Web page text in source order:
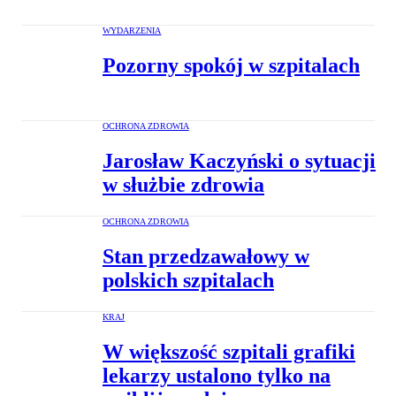
WYDARZENIA
Pozorny spokój w szpitalach
OCHRONA ZDROWIA
Jarosław Kaczyński o sytuacji
w służbie zdrowia
OCHRONA ZDROWIA
Stan przedzawałowy w
polskich szpitalach
KRAJ
W większość szpitali grafiki
lekarzy ustalono tylko na